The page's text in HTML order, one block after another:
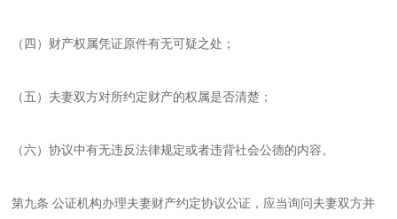
（四）财产权属凭证原件有无可疑之处；
（五）夫妻双方对所约定财产的权属是否清楚；
（六）协议中有无违反法律规定或者违背社会公德的内容。
第九条 公证机构办理夫妻财产约定协议公证，应当询问夫妻双方并